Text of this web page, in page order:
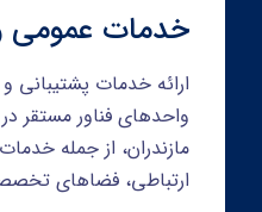
خدمات عمومی
ارائه خدمات
واحدهای فناور مستقر
مازندران، از جمله
ارتباطی، فضاهای